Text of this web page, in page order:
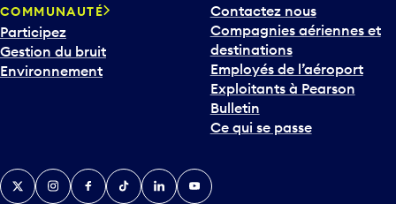
COMMUNAUTÉ
Participez
Gestion du bruit
Environnement
Contactez nous
Compagnies aériennes et
destinations
Employés de l’aéroport
Exploitants à Pearson
Bulletin
Ce qui se passe
TwitterInstagramFacebook
TikTokLinkedInYouTube